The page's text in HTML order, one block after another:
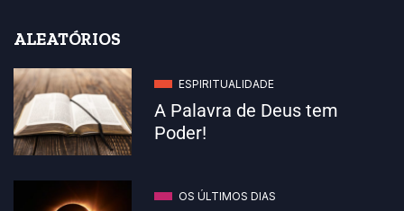
ALEATÓRIOS
ESPIRITUALIDADE
A Palavra de Deus tem
Poder!
OS ÚLTIMOS DIAS